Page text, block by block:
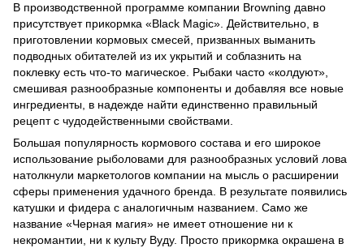
В производственной программе компании Browning давно
присутствует прикормка «Black Magic». Действительно, в
приготовлении кормовых смесей, призванных выманить
подводных обитателей из их укрытий и соблазнить на
поклевку есть что-то магическое. Рыбаки часто «колдуют»,
смешивая разнообразные компоненты и добавляя все новые
ингредиенты, в надежде найти единственно правильный
рецепт с чудодейственными свойствами.
Большая популярность кормового состава и его широкое
использование рыболовами для разнообразных условий лова
натолкнули маркетологов компании на мысль о расширении
сферы применения удачного бренда. В результате появились
катушки и фидера с аналогичным названием. Само же
название «Черная магия» не имеет отношение ни к
некромантии, ни к культу Вуду. Просто прикормка окрашена в